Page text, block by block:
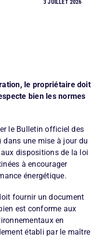
3 JUILLET 2026
le propriétaire doit
bien les normes
le Bulletin officiel des
une mise à jour du
dispositions de la loi
à encourager
énergétique.
fournir un document
est conforme aux
en
établi par le maître